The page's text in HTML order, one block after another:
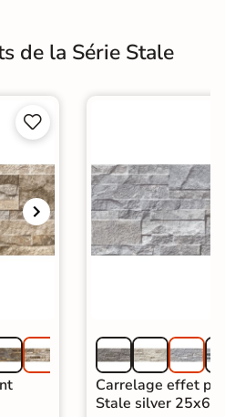
de la Série Stale


Carrelage effet
Stale silver 25x60